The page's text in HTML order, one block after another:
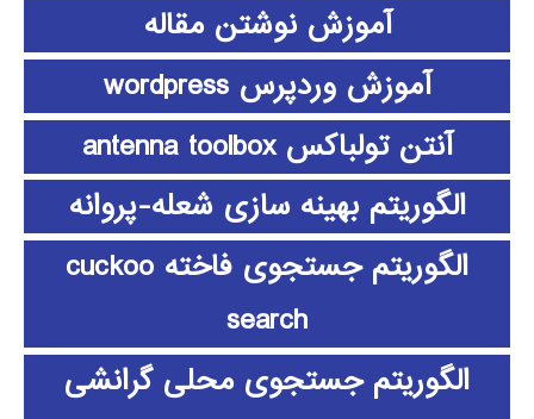
آموزش نوشتن مقاله
آموزش وردپرس wordpress
آنتن تولباکس antenna toolbox
الگوریتم بهینه سازی شعله-پروانه
الگوریتم جستجوی فاخته cuckoo
search
الگوریتم جستجوی محلی گرانشی